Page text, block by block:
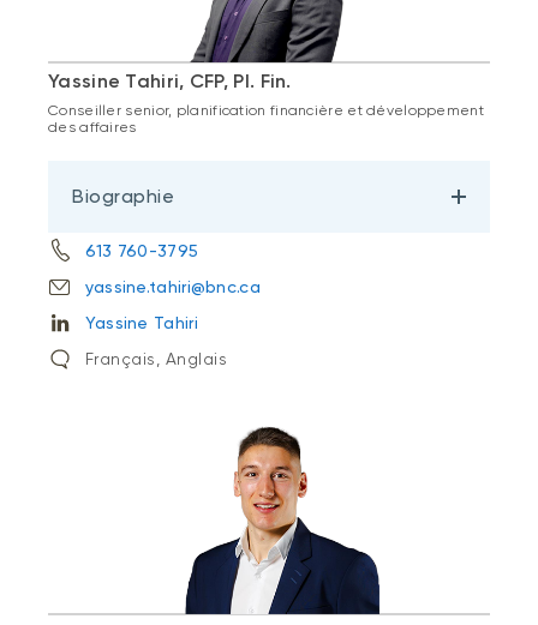
Yassine Tahiri, CFP, Pl. Fin.
Conseiller senior, planification financière et développement
des affaires
Biographie
613 760-3795
yassine.tahiri@bnc.ca
Yassine Tahiri
Français, Anglais